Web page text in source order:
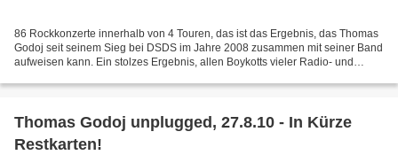
86 Rockkonzerte innerhalb von 4 Touren, das ist das Ergebnis, das Thomas
Godoj seit seinem Sieg bei DSDS im Jahre 2008 zusammen mit seiner Band
aufweisen kann. Ein stolzes Ergebnis, allen Boykotts vieler Radio- und
Thomas Godoj unplugged, 27.8.10 - In Kürze
Restkarten!